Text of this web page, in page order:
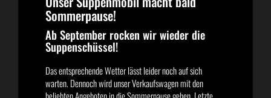
Sommerpause!
Ab September rocken wir wieder die
Suppenschüssel!
Das entsprechende Wetter lässt leider noch auf sich
warten. Dennoch wird unser Verkaufswagen mit den
beliebten Angeboten in die Sommerpause gehen. Letzte